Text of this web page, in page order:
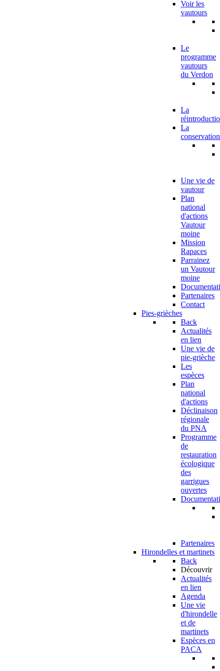
Voir les
vautours
Le
programme
vautours
du Verdon
La
La
conservation
Une vie de
vautour
Plan
national
d'actions
Vautour
moine
Mission
Rapaces
Parrainez
un Vautour
moine
Partenaires
Contact
Pies-grièches
Back
Actualités
en lien
Une vie de
pie-grièche
Les
espèces
Plan
national
d'actions
Déclinaison
régionale
du PNA
Programme
de
restauration
écologique
des
garrigues
ouvertes
Partenaires
Hirondelles et martinets
Back
Découvrir
Actualités
en lien
Agenda
Une vie
d'hirondelle
et de
martinets
Espèces en
PACA